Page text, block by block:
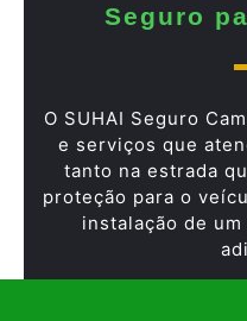
Seguro
O SUHAI Seguro
e serviços que
tanto na estrada
proteção para o
instalação de